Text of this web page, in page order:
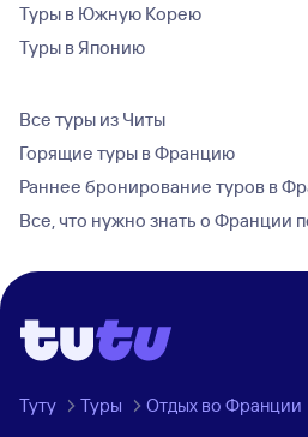
Туры в Южную Корею
Туры в Японию
Все туры из Читы
Горящие туры в Францию
Раннее бронирование туров в
Все, что нужно знать о Франции
Туту Туры Отдых во Франции